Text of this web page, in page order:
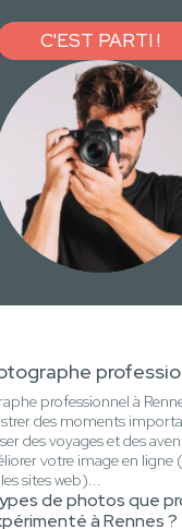
C'EST PARTI !
professionnel à
des moments
des voyages et des
votre image en
sites web)...
de photos que
à Rennes ?